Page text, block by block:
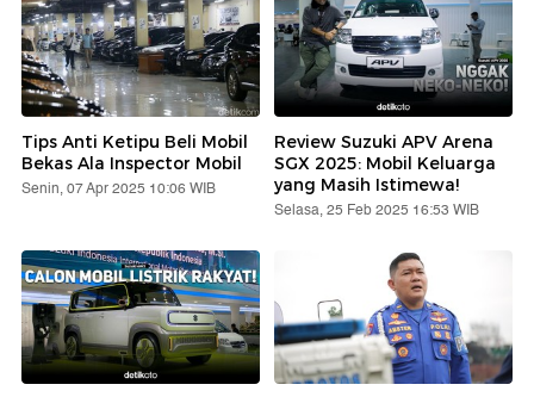
Tips Anti Ketipu Beli Mobil
Bekas Ala Inspector Mobil
Senin, 07 Apr 2025 10:06 WIB
Review Suzuki APV Arena
SGX 2025: Mobil Keluarga
yang Masih Istimewa!
Selasa, 25 Feb 2025 16:53 WIB